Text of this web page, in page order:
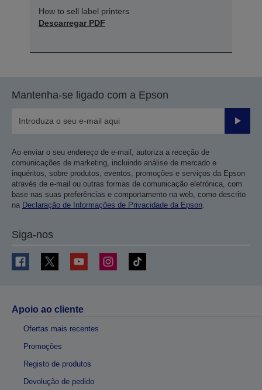
How to sell label printers
Descarregar PDF
Mantenha-se ligado com a Epson
Enviar
Ao enviar o seu endereço de e-mail, autoriza a receção de
comunicações de marketing, incluindo análise de mercado e
inquéritos, sobre produtos, eventos, promoções e serviços da Epson
através de e-mail ou outras formas de comunicação eletrónica, com
base nas suas preferências e comportamento na web, como descrito
na Declaração de Informações de Privacidade da Epson
Siga-nos
Apoio ao cliente
Ofertas mais recentes
Promoções
Registo de produtos
Devolução de pedido